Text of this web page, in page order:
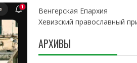
Венгерская Епархия
Хевизский православный
АРХИВЫ